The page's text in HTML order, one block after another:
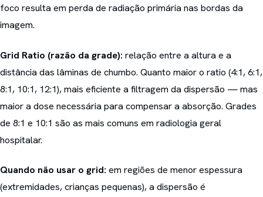
foco resulta em perda de radiação primária nas bordas da
imagem.
Grid Ratio (razão da grade): relação entre a altura e a
distância das lâminas de chumbo. Quanto maior o ratio (4:1, 6:1,
8:1, 10:1, 12:1), mais eficiente a filtragem da dispersão — mas
maior a dose necessária para compensar a absorção. Grades
de 8:1 e 10:1 são as mais comuns em radiologia geral
hospitalar.
Quando não usar o grid: em regiões de menor espessura
(extremidades, crianças pequenas), a dispersão é